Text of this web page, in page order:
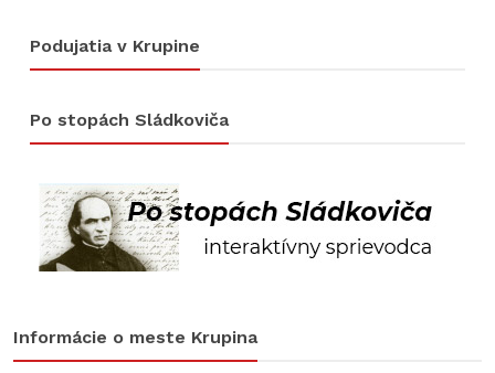
Podujatia v Krupine
Po stopách Sládkoviča
Informácie o meste Krupina